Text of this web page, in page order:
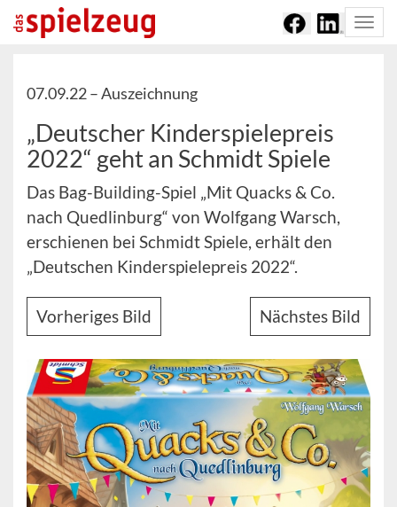
07.09.22 –Auszeichnung
„Deutscher Kinderspielepreis
2022“ geht an Schmidt Spiele
Das Bag-Building-Spiel „Mit Quacks & Co.
nach Quedlinburg“ von Wolfgang Warsch,
erschienen bei Schmidt Spiele, erhält den
„Deutschen Kinderspielepreis 2022“.
Vorheriges Bild Nächstes Bild